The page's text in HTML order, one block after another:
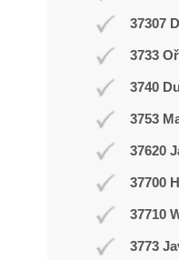
37307
3733
3740
3753
37620
37700
37710
3773